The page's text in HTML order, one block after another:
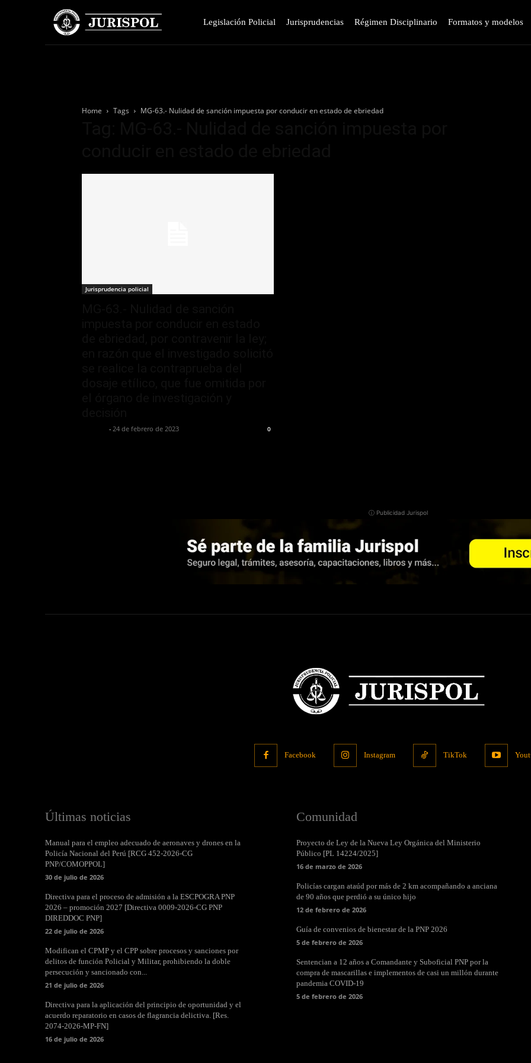
Legislación Policial Jurisprudencias Régimen Disciplinario Formatos y modelos
Home Tags MG-63.- Nulidad de sanción impuesta por conducir en estado de ebriedad
Jurisprudencia policial
- 24 de febrero de 2023 0
ⓘ Publicidad Jurispol
Facebook Instagram TikTok
Últimas noticias
Manual para el empleo adecuado de aeronaves y drones en la
Policía Nacional del Perú [RCG 452-2026-CG
PNP/COMOPPOL]
30 de julio de 2026
Directiva para el proceso de admisión a la ESCPOGRA PNP
2026 – promoción 2027 [Directiva 0009-2026-CG PNP
DIREDDOC PNP]
22 de julio de 2026
Modifican el CPMP y el CPP sobre procesos y sanciones por
delitos de función Policial y Militar, prohibiendo la doble
persecución y sancionado con...
21 de julio de 2026
Directiva para la aplicación del principio de oportunidad y el
acuerdo reparatorio en casos de flagrancia delictiva. [Res.
2074-2026-MP-FN]
16 de julio de 2026
Comunidad
Proyecto de Ley de la Nueva Ley Orgánica del Ministerio
Público [PL 14224/2025]
16 de marzo de 2026
Policías cargan ataúd por más de 2 km acompañando a anciana
de 90 años que perdió a su único hijo
12 de febrero de 2026
Guía de convenios de bienestar de la PNP 2026
5 de febrero de 2026
Sentencian a 12 años a Comandante y Suboficial PNP por la
compra de mascarillas e implementos de casi un millón durante
pandemia COVID-19
5 de febrero de 2026